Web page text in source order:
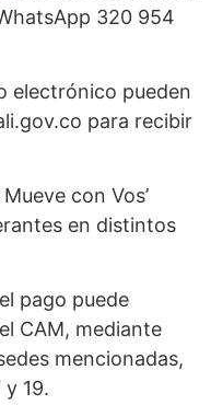
320 954
electrónico pueden
para recibir
con Vos’
en distintos
pago puede
CAM, mediante
mencionadas,
19.